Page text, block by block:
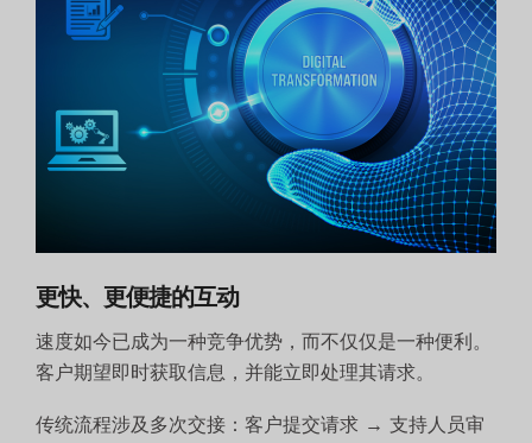
更快、更便捷的互动
速度如今已成为一种竞争优势，而不仅仅是一种便利。
客户期望即时获取信息，并能立即处理其请求。
传统流程涉及多次交接：客户提交请求 → 支持人员审